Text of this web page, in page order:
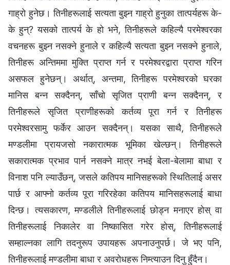
गाह्रो हुनेछ। तिनीहरूलाई सत्यता बुझ्न गाह्रो हुनुका तात्पर्यहरू के-
के हुन्? यसको तात्पर्य के हो भने, तिनीहरूले कहिल्यै परमेश्‍वरका
वचनहरू बुझ्न नसक्ने हुनाले र कहिल्यै सत्यता बुझ्न नसक्ने हुनाले,
तिनीहरू अन्तिममा मुक्ति प्राप्त गर्न र परमेश्‍वरद्वारा प्राप्त गरिन
असफल हुनेछन्। अर्थात्, अन्तमा, तिनीहरू परमेश्‍वरको घरका
मानिस बन्न सक्दैनन्, साँचो सृजित प्राणी बन्न सक्दैनन्, र
तिनीहरूले सृजित प्राणीहरूको कर्तव्य पूरा गर्न र तिनीहरू
परमेश्‍वरसामु फर्केर आउन सक्दैनन्। यसका साथै, तिनीहरूले
मण्डलीमा प्रायजसो नकारात्मक भूमिका खेल्छन्। तिनीहरूले
सकारात्मक प्रभाव पार्न नसक्ने मात्र नभई बेला-बेलामा बाधा र
विनाश पनि ल्याउँछन्, जसले कतिपय मानिसहरूको स्थितिलाई असर
पार्छ र आफ्नो कर्तव्य पूरा गरिरहेका कतिपय मानिसहरूलाई बाधा
दिन्छ। त्यसकारण, मण्डलीले तिनीहरूलाई छोड्न मनाएर होस् वा
तिनीहरूलाई निकालेर वा निष्कासित गरेर होस्, तिनीहरूलाई
सम्हाल्नका लागि तदनुरूप उपायहरू अपनाउनुपर्छ। जे भए पनि,
तिनीहरूलाई मण्डलीमा बाधा र अवरोधहरू निम्त्याउन दिनु हुँदैन।